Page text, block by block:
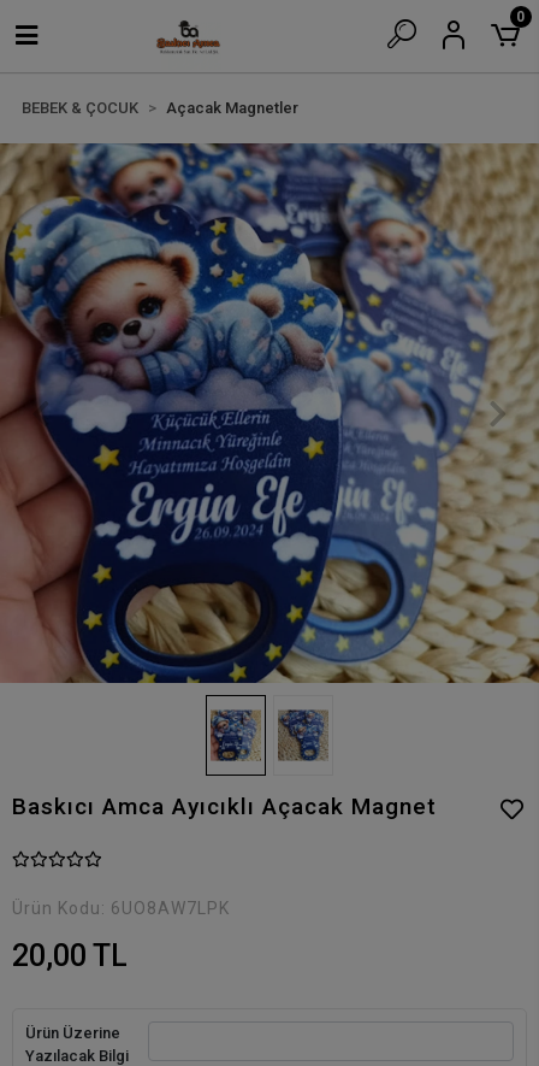
0
BEBEK & ÇOCUK Açacak Magnetler
Baskıcı Amca Ayıcıklı Açacak Magnet
Ürün Kodu: 6UO8AW7LPK
20,00 TL
Ürün Üzerine
Yazılacak Bilgi